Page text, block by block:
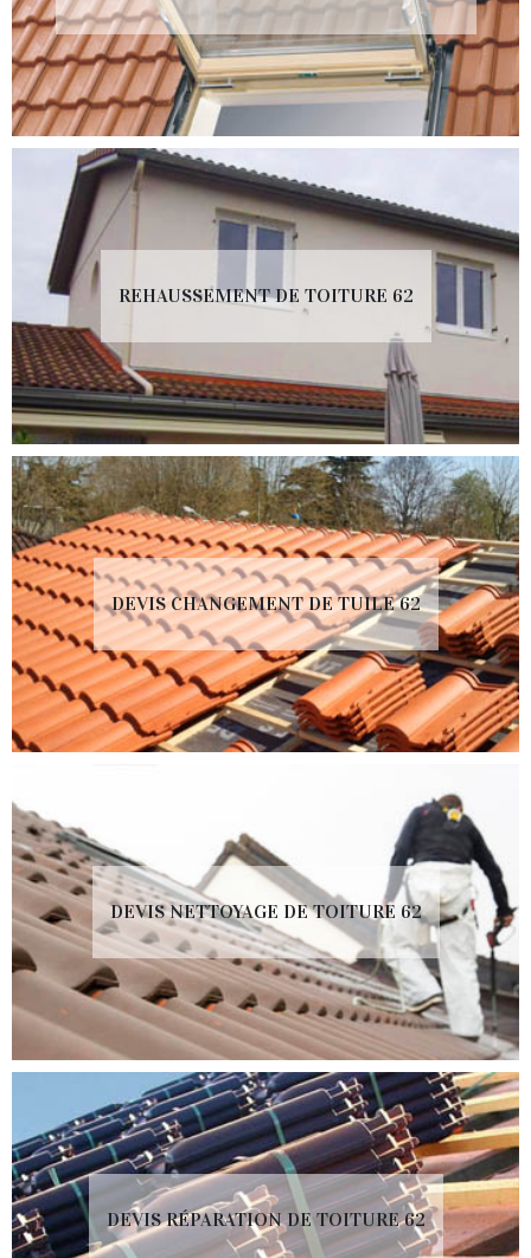
REHAUSSEMENT DE TOITURE 62
DEVIS CHANGEMENT DE TUILE 62
DEVIS NETTOYAGE DE TOITURE 62
DEVIS RÉPARATION DE TOITURE 62